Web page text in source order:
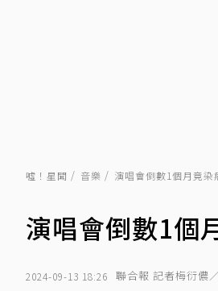
噓！星聞 音樂 演唱會倒數1個月竟
演唱會倒數1個
2024-09-13 18:26 聯合報 記者梅衍儂